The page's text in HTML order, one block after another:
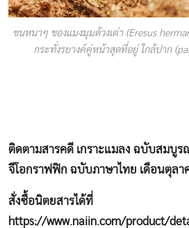
ขนหนาๆ ของแมงมุมด้วงเต่า (Eresus
กระทั่งรยางค์คู่หน้าสุดที่อยู่ ใกล้ปาก
ติดตามสารคดี เกราะแมลง ฉบับสมบู
จีโอกราฟฟิก ฉบับภาษาไทย เดือนตุลา
สั่งซื้อนิตยสารได้ที่
https://www.naiin.com/product/